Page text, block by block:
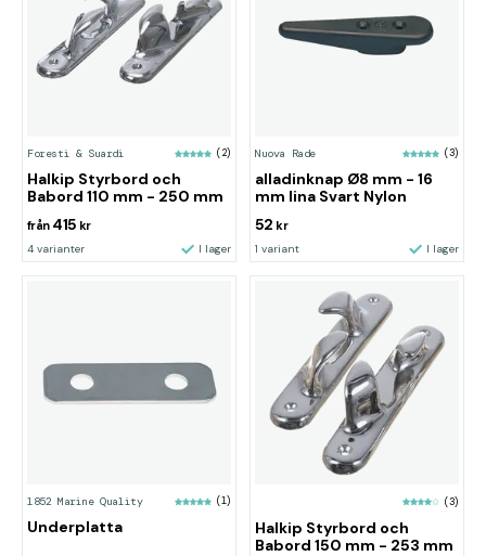
Foresti & Suardi (2)
Halkip Styrbord och
Babord 110 mm - 250 mm
från 415 kr
4 varianter I lager
Nuova Rade (3)
alladinknap Ø8 mm - 16
mm lina Svart Nylon
52 kr
1 variant I lager
1852 Marine Quality (1)
Underplatta
(3)
Halkip Styrbord och
Babord 150 mm - 253 mm